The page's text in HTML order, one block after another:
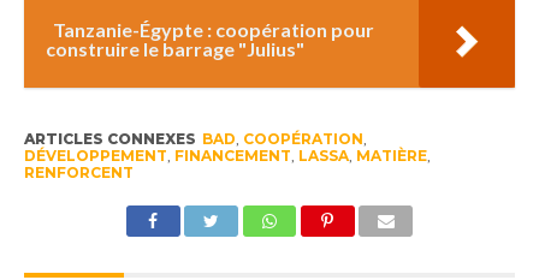
Tanzanie-Égypte : coopération pour
construire le barrage "Julius"
ARTICLES CONNEXES BAD, COOPÉRATION,
DÉVELOPPEMENT, FINANCEMENT, LASSA, MATIÈRE,
RENFORCENT